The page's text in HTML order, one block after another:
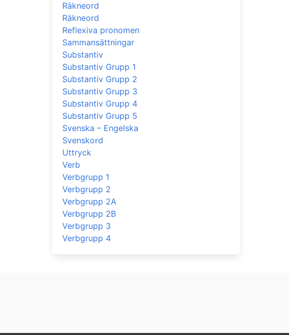
Räkneord
Räkneord
Reflexiva pronomen
Sammansättningar
Substantiv
Substantiv Grupp 1
Substantiv Grupp 2
Substantiv Grupp 3
Substantiv Grupp 4
Substantiv Grupp 5
Svenska – Engelska
Svenskord
Uttryck
Verb
Verbgrupp 1
Verbgrupp 2
Verbgrupp 2A
Verbgrupp 2B
Verbgrupp 3
Verbgrupp 4